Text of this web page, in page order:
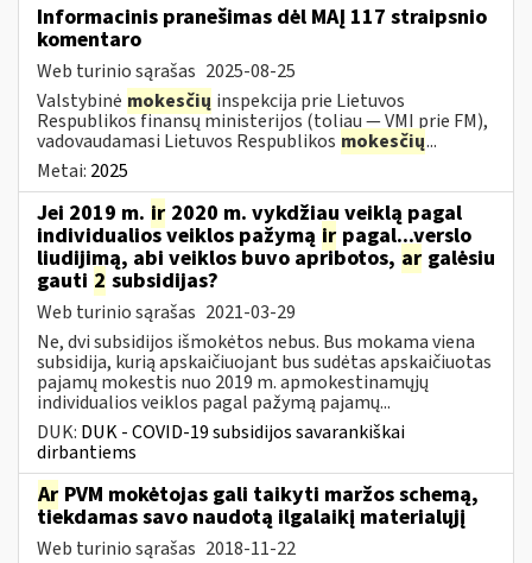
Informacinis pranešimas dėl MAĮ 117 straipsnio
komentaro
Web turinio sąrašas 2025-08-25
Valstybinė mokesčių inspekcija prie Lietuvos
Respublikos finansų ministerijos (toliau — VMI prie FM),
vadovaudamasi Lietuvos Respublikos mokesčių...
Metai: 2025
Jei 2019 m. ir 2020 m. vykdžiau veiklą pagal
individualios veiklos pažymą ir pagal...verslo
liudijimą, abi veiklos buvo apribotos, ar galėsiu
gauti 2 subsidijas?
Web turinio sąrašas 2021-03-29
Ne, dvi subsidijos išmokėtos nebus. Bus mokama viena
subsidija, kurią apskaičiuojant bus sudėtas apskaičiuotas
pajamų mokestis nuo 2019 m. apmokestinamųjų
individualios veiklos pagal pažymą pajamų...
DUK: DUK - COVID-19 subsidijos savarankiškai
dirbantiems
Ar PVM mokėtojas gali taikyti maržos schemą,
tiekdamas savo naudotą ilgalaikį materialųjį
Web turinio sąrašas 2018-11-22